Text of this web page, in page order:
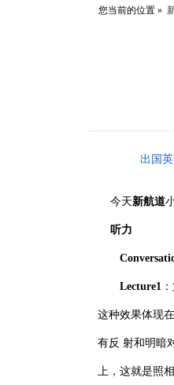
您当前的位置 »
出国
今天新航道
听力
Lecture1
这种效果体现
有反 射和明暗
上，这就是照